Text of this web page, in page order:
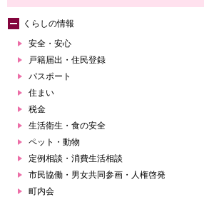
くらしの情報
安全・安心
戸籍届出・住民登録
パスポート
住まい
税金
生活衛生・食の安全
ペット・動物
定例相談・消費生活相談
市民協働・男女共同参画・人権啓発
町内会